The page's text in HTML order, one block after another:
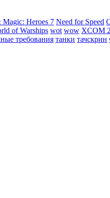
Heroes 7 Need for Speed
of Warships wot wow XCOM 2
требования танки тачскрин